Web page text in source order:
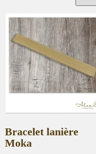
Bracelet lanière
Moka